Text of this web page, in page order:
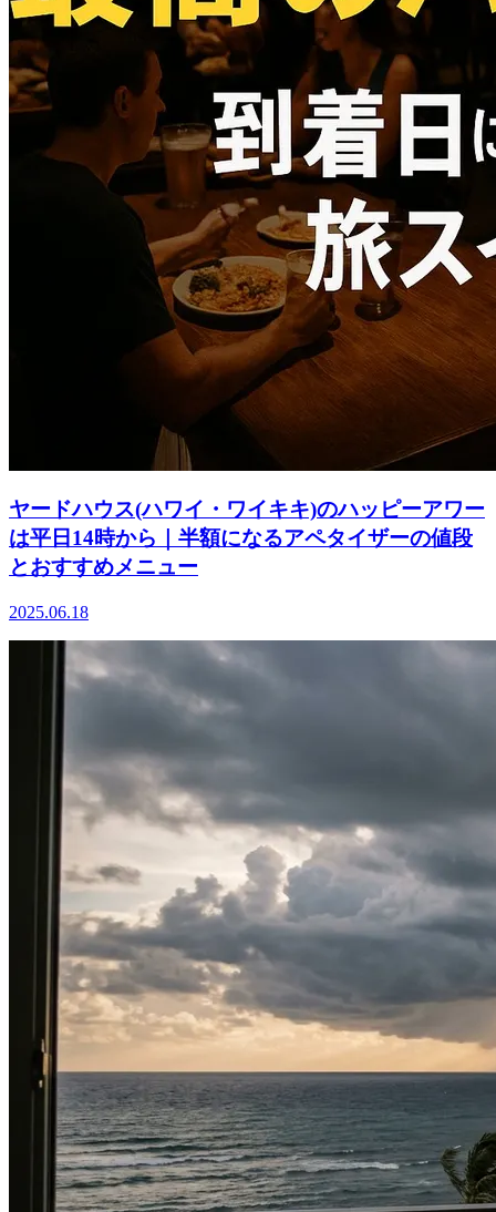
ヤードハウス(ハワイ・ワイキキ)のハッピーアワー
は平日14時から｜半額になるアペタイザーの値段
とおすすめメニュー
2025.06.18